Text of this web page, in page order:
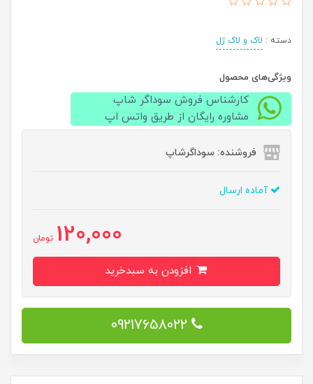
دسته : لاک و لاک ژل
ویژگی‌های محصول
کارشناس فروش سوداگر شاپ
مشاوره رایگان از طریق واتس اپ
فروشنده: سوداگرشاپ
آماده ارسال
120,000 تومان
09217658022